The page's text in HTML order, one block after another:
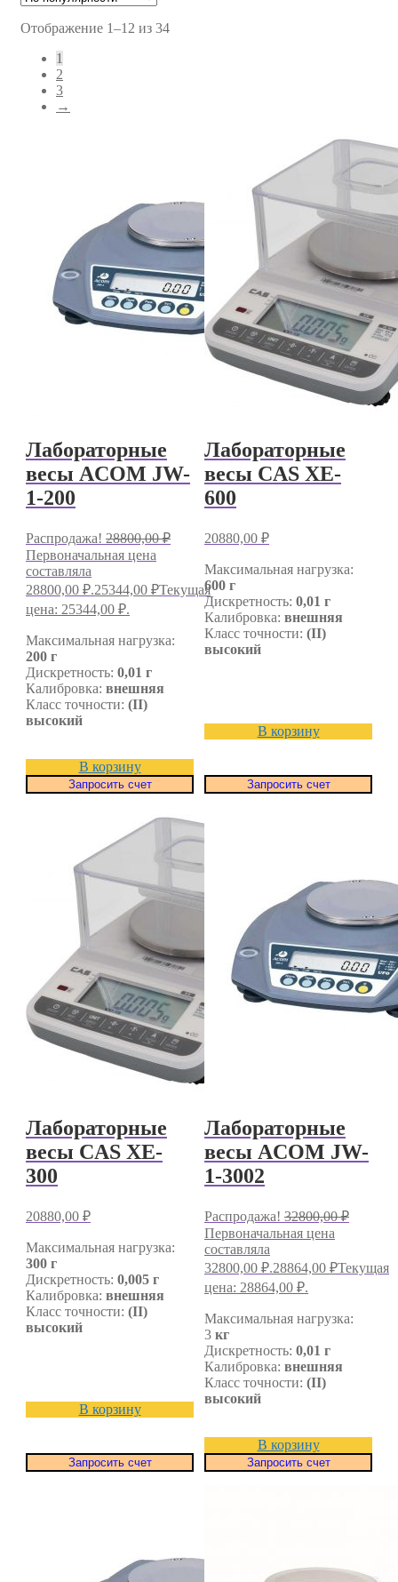
Отображение 1–12 из 34
1
2
3
→
Лабораторные
весы ACOM JW-
1-200
Распродажа! 28800,00₽
Первоначальная цена
составляла
28800,00 ₽.25344,00 ₽Текущая
цена: 25344,00 ₽.
Максимальная нагрузка:
200 г
Дискретность: 0,01 г
Калибровка: внешняя
Класс точности: (II)
высокий
В корзину
Запросить счет
Лабораторные
весы CAS XE-
600
20880,00 ₽
Максимальная нагрузка:
600 г
Дискретность: 0,01 г
Калибровка: внешняя
Класс точности: (II)
высокий
В корзину
Запросить счет
Лабораторные
весы CAS XE-
300
20880,00 ₽
Максимальная нагрузка:
300 г
Дискретность: 0,005 г
Калибровка: внешняя
Класс точности: (II)
высокий
В корзину
Запросить счет
Лабораторные
весы ACOM JW-
1-3002
Распродажа! 32800,00₽
Первоначальная цена
составляла
32800,00 ₽.28864,00 ₽Текущая
цена: 28864,00 ₽.
Максимальная нагрузка:
3 кг
Дискретность: 0,01 г
Калибровка: внешняя
Класс точности: (II)
высокий
В корзину
Запросить счет